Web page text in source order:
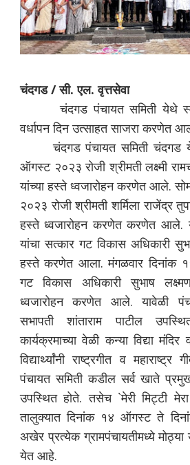
चंदगड / सी. एल. वृत्तसेवा
चंदगड पंचायत समिती येथे
वर्धापन दिन उत्साहत साजरा करणेत
चंदगड पंचायत समिती चंदगड येथे
ऑगस्ट २०२३ रोजी श्रीमती लक्ष्मी
यांच्या हस्ते ध्वजारोहन करणेत आले.
२०२३ रोजी श्रीमती शर्मिला राजेंद्र
हस्ते ध्वजारोहन करणेत करणेत आले.
यांचा सत्कार गट विकास अधिकारी
हस्ते करणेत आला. मंगळवार दिनांक
गट विकास अधिकारी सुभाष
ध्वजारोहन करणेत आले. यावेळी
सभापती शांताराम पाटील
कार्यक्रमाच्या वेळी कन्या विद्या मंदिर
विद्यार्थ्यांनी राष्ट्रगीत व
पंचायत समिती कडील सर्व खाते
उपस्थित होते. तसेच `मेरी मिट्टी
तालुक्यात दिनांक १४ ऑगस्ट ते
अखेर प्रत्येक ग्रामपंचायतीमध्ये
येत आहे.